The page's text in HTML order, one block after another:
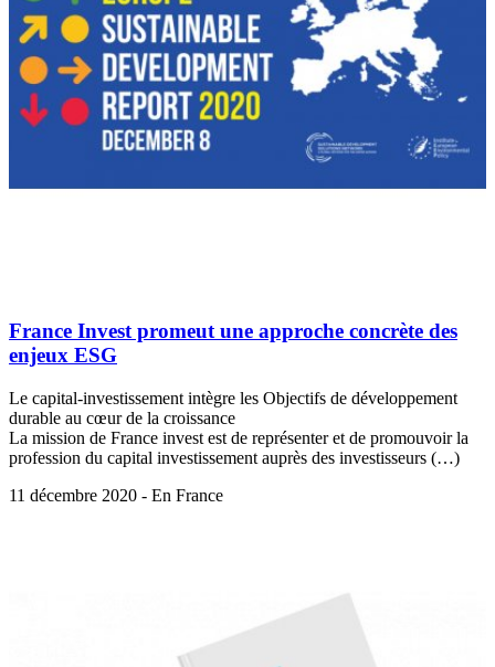
France Invest promeut une approche concrète des
enjeux ESG
Le capital-investissement intègre les Objectifs de développement
durable au cœur de la croissance
La mission de France invest est de représenter et de promouvoir la
profession du capital investissement auprès des investisseurs (…)
11 décembre 2020 - En France